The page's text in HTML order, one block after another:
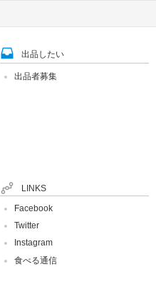
出品したい
出品者募集
LINKS
Facebook
Twitter
Instagram
食べる通信